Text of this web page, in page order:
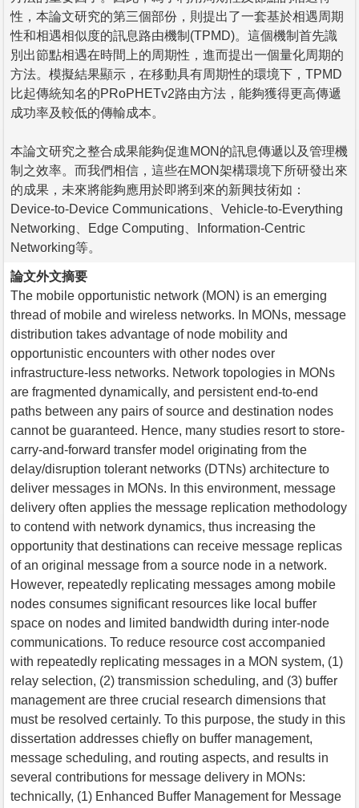
性，本論文研究的第三個部份，則提出了一套基於相遇周期
性和相遇相似度的訊息路由機制(TPMD)。這個機制首先識
別出節點相遇在時間上的周期性，進而提出一個量化周期的
方法。模擬結果顯示，在移動具有周期性的環境下，TPMD
比起傳統知名的PRoPHETv2路由方法，能夠獲得更高傳遞
成功率及較低的傳輸成本。
本論文研究之整合成果能夠促進MON的訊息傳遞以及管理機
制之效率。而我們相信，這些在MON架構環境下所研發出來
的成果，未來將能夠應用於即將到來的新興技術如：
Device-to-Device Communications、Vehicle-to-Everything
Networking、Edge Computing、Information-Centric
Networking等。
論文外文摘要
The mobile opportunistic network (MON) is an emerging
thread of mobile and wireless networks. In MONs, message
distribution takes advantage of node mobility and
opportunistic encounters with other nodes over
infrastructure-less networks. Network topologies in MONs
are fragmented dynamically, and persistent end-to-end
paths between any pairs of source and destination nodes
cannot be guaranteed. Hence, many studies resort to store-
carry-and-forward transfer model originating from the
delay/disruption tolerant networks (DTNs) architecture to
deliver messages in MONs. In this environment, message
delivery often applies the message replication methodology
to contend with network dynamics, thus increasing the
opportunity that destinations can receive message replicas
of an original message from a source node in a network.
However, repeatedly replicating messages among mobile
nodes consumes significant resources like local buffer
space on nodes and limited bandwidth during inter-node
communications. To reduce resource cost accompanied
with repeatedly replicating messages in a MON system, (1)
relay selection, (2) transmission scheduling, and (3) buffer
management are three crucial research dimensions that
must be resolved certainly. To this purpose, the study in this
dissertation addresses chiefly on buffer management,
message scheduling, and routing aspects, and results in
several contributions for message delivery in MONs:
technically, (1) Enhanced Buffer Management for Message